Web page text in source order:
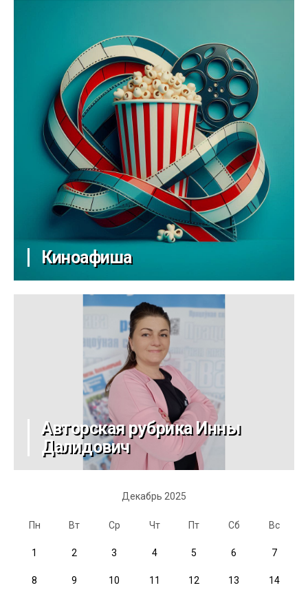
Киноафиша
Авторская рубрика Инны
Далидович
Декабрь 2025
Пн Вт Ср Чт Пт Сб Вс
1 2 3 4 5 6 7
8 9 10 11 12 13 14